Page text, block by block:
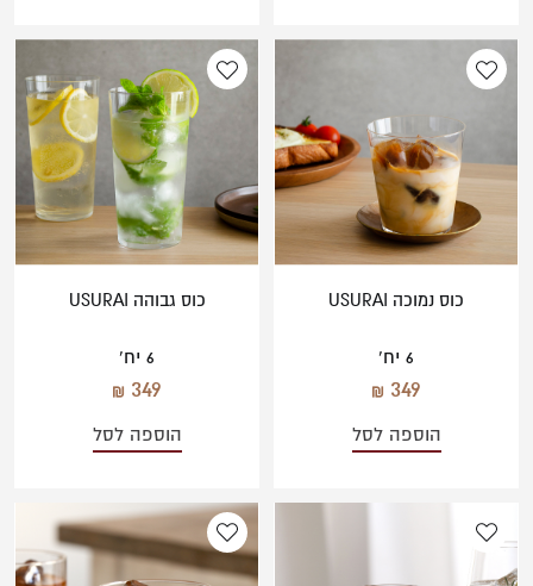
כוס נמוכה USURAI
6 יח'
349
הוספה לסל
כוס גבוהה USURAI
6 יח'
349
הוספה לסל